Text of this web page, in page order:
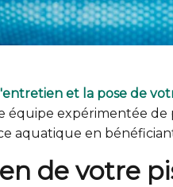
l'entretien et la pose de
équipe expérimentée de
aquatique en
de votre